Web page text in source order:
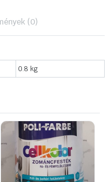
(0)
0.8 kg